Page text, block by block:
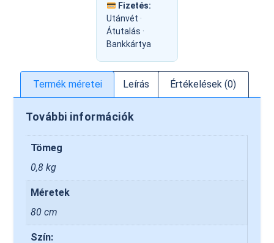
Fizetés:
Utánvét ·
Átutalás ·
Bankkártya
Termék méretei Leírás Értékelések (0)
További információk
Tömeg
0,8 kg
Méretek
80 cm
Szín: